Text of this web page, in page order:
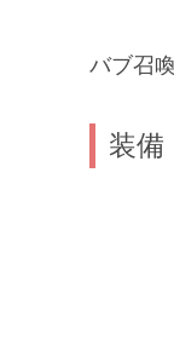
バブ召
装備